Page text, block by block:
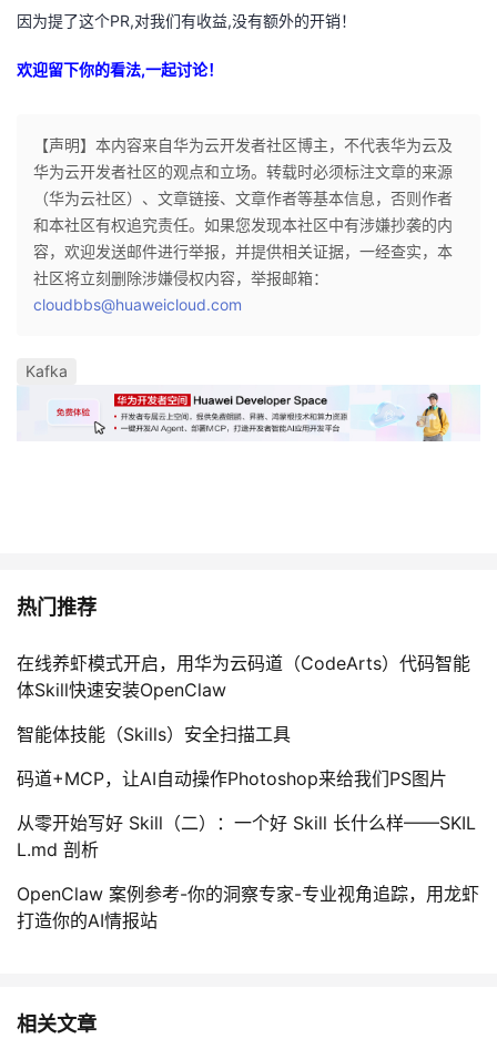
因为提了这个PR,对我们有收益,没有额外的开销！
欢迎留下你的看法,一起讨论！
【声明】本内容来自华为云开发者社区博主，不代表华为云及
华为云开发者社区的观点和立场。转载时必须标注文章的来源
（华为云社区）、文章链接、文章作者等基本信息，否则作者
和本社区有权追究责任。如果您发现本社区中有涉嫌抄袭的内
容，欢迎发送邮件进行举报，并提供相关证据，一经查实，本
社区将立刻删除涉嫌侵权内容，举报邮箱：
cloudbbs@huaweicloud.com
Kafka
热门推荐
在线养虾模式开启，用华为云码道（CodeArts）代码智能
体Skill快速安装OpenClaw
智能体技能（Skills）安全扫描工具
码道+MCP，让AI自动操作Photoshop来给我们PS图片
从零开始写好 Skill（二）：一个好 Skill 长什么样——SKIL
L.md 剖析
OpenClaw 案例参考-你的洞察专家-专业视角追踪，用龙虾
打造你的AI情报站
相关文章